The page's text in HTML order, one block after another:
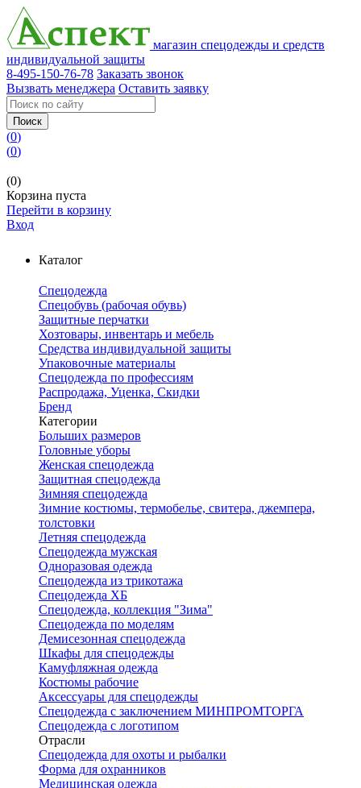
магазин спецодежды и средств
индивидуальной защиты
8-495-150-76-78 Заказать звонок
Вызвать менеджера Оставить заявку
Поиск
(0)
(0)
(0)
Корзина пуста
Перейти в корзину
Вход
Каталог
Спецодежда
Спецобувь (рабочая обувь)
Защитные перчатки
Хозтовары, инвентарь и мебель
Средства индивидуальной защиты
Упаковочные материалы
Спецодежда по профессиям
Распродажа, Уценка, Скидки
Бренд
Категории
Больших размеров
Головные уборы
Женская спецодежда
Защитная спецодежда
Зимняя спецодежда
Зимние костюмы, термобелье, свитера, джемпера,
толстовки
Летняя спецодежда
Спецодежда мужская
Одноразовая одежда
Спецодежда из трикотажа
Спецодежда ХБ
Спецодежда, коллекция "Зима"
Спецодежда по моделям
Демисезонная спецодежда
Шкафы для спецодежды
Камуфляжная одежда
Костюмы рабочие
Аксессуары для спецодежды
Спецодежда с заключением МИНПРОМТОРГА
Спецодежда с логотипом
Отрасли
Спецодежда для охоты и рыбалки
Форма для охранников
Медицинская одежда